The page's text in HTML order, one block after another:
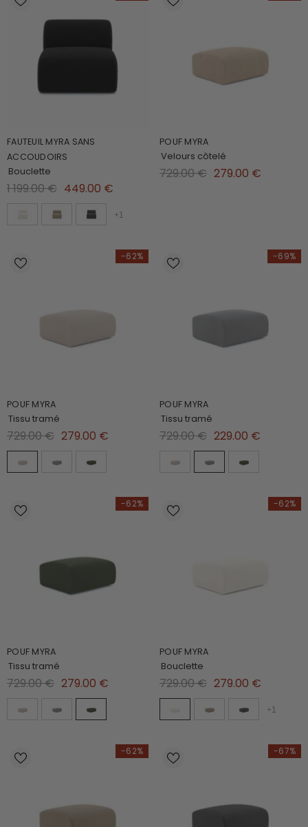
FAUTEUIL MYRA SANS
ACCOUDOIRS
Bouclette
1 199.00 € 449.00 €
+1
POUF MYRA
Velours côtelé
729.00 € 279.00 €
-62%
POUF MYRA
Tissu tramé
729.00 € 279.00 €
-69%
POUF MYRA
Tissu tramé
729.00 € 229.00 €
-62%
POUF MYRA
Tissu tramé
729.00 € 279.00 €
-62%
POUF MYRA
Bouclette
729.00 € 279.00 €
+1
-62% -67%